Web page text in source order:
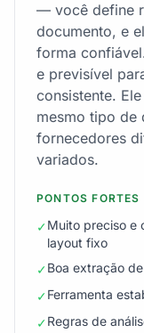
— você define
documento, e
forma
e previsível
consistente.
mesmo tipo de
fornecedores
variados.
PONTOS FORTES
✓Muito preciso e
layout fixo
✓Boa extração
✓Ferramenta
✓Regras de